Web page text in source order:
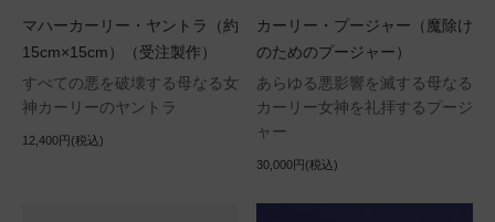
マハーカーリー・ヤントラ（約
15cm×15cm）（受注製作）
すべての悪を破壊する母なる女
神カーリーのヤントラ
12,400円(税込)
カーリー・プージャー（魔除け
のためのプージャー）
あらゆる悪影響を滅する母なる
カーリー女神を礼拝するプージ
ャー
30,000円(税込)